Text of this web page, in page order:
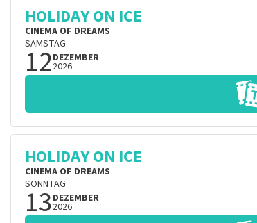
HOLIDAY ON ICE
CINEMA OF DREAMS
SAMSTAG
12DEZEMBER
2026
HOLIDAY ON ICE
CINEMA OF DREAMS
SONNTAG
13DEZEMBER
2026